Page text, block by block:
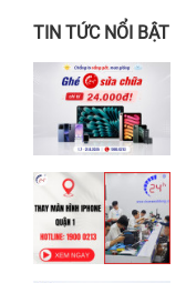
TIN TỨC NỔI BẬT